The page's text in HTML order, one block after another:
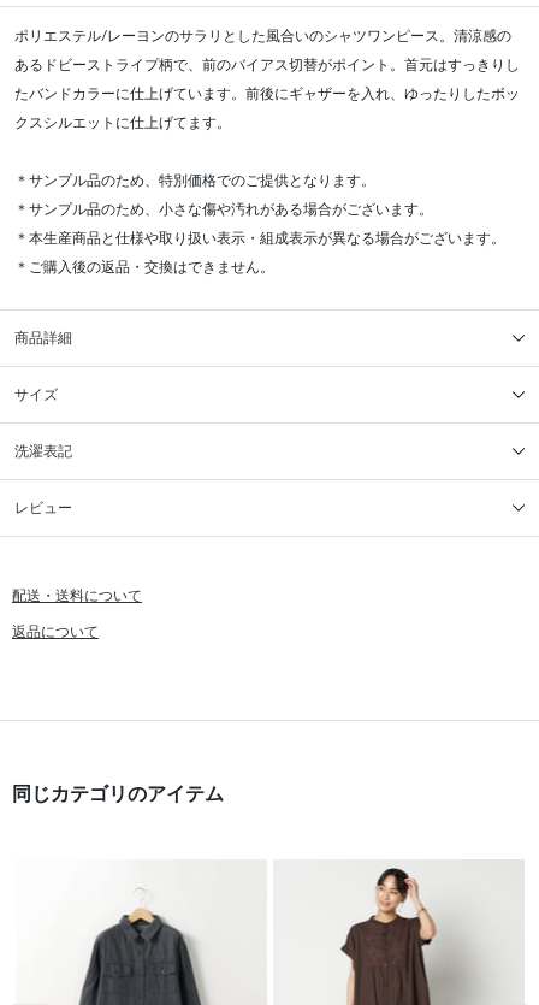
ポリエステル/レーヨンのサラリとした風合いのシャツワンピース。清涼感の
あるドビーストライプ柄で、前のバイアス切替がポイント。首元はすっきりし
たバンドカラーに仕上げています。前後にギャザーを入れ、ゆったりしたボッ
クスシルエットに仕上げてます。
＊サンプル品のため、特別価格でのご提供となります。
＊サンプル品のため、小さな傷や汚れがある場合がございます。
＊本生産商品と仕様や取り扱い表示・組成表示が異なる場合がございます。
＊ご購入後の返品・交換はできません。
商品詳細
サイズ
洗濯表記
レビュー
配送・送料について
返品について
同じカテゴリのアイテム